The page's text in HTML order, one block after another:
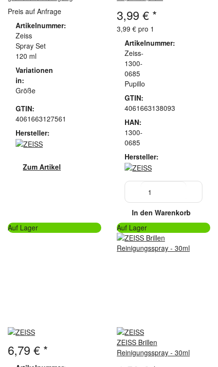
Preis auf Anfrage
Artikelnummer:
Zeiss
Spray Set
120 ml
Variationen
in:
Größe
GTIN:
4061663127561
Hersteller:
Zum Artikel
3,99 € *
3,99 € pro 1
Artikelnummer:
Zeiss-
1300-
0685
Pupillo
GTIN:
4061663138093
HAN:
1300-
0685
Hersteller:
In den Warenkorb
Auf Lager
6,79 € *
Auf Lager
ZEISS Brillen
Reinigungsspray - 30ml